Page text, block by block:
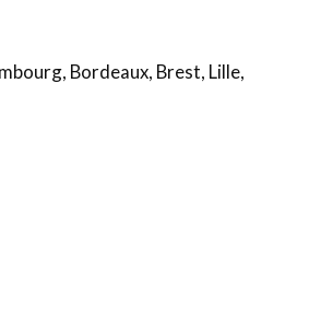
Bordeaux, Brest, Lille,